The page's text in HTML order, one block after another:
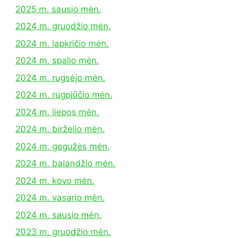
2025 m. sausio mėn.
2024 m. gruodžio mėn.
2024 m. lapkričio mėn.
2024 m. spalio mėn.
2024 m. rugsėjo mėn.
2024 m. rugpjūčio mėn.
2024 m. liepos mėn.
2024 m. birželio mėn.
2024 m. gegužės mėn.
2024 m. balandžio mėn.
2024 m. kovo mėn.
2024 m. vasario mėn.
2024 m. sausio mėn.
2023 m. gruodžio mėn.